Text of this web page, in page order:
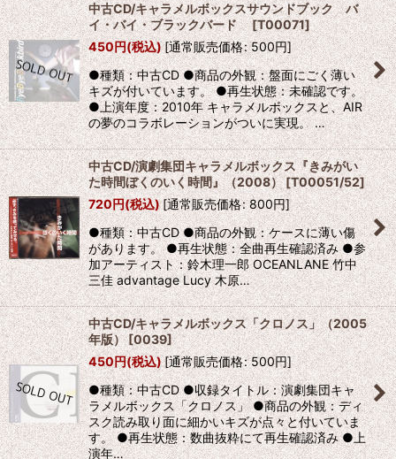
中古CD/キャラメルボックスサウンドブック バ
イ・バイ・ブラックバード[T00071]
450円(税込)[通常販売価格: 500円]
●種類：中古CD ●商品の外観：盤面にごく薄い
キズが付いています。 ●再生状態：未確認です。
●上演年度：2010年 キャラメルボックスと、AIR
の夢のコラボレーションがついに実現。 …
中古CD/演劇集団キャラメルボックス『きみがい
た時間ぼくのいく時間』（2008）[T00051/52]
720円(税込) [通常販売価格: 800円]
●種類：中古CD ●商品の外観：ケースに薄い傷
があります。 ●再生状態：全曲再生確認済み ●参
加アーティスト：鈴木理一郎 OCEANLANE 竹中
三佳 advantage Lucy 木原…
中古CD/キャラメルボックス「クロノス」（2005
年版）[0039]
450円(税込)[通常販売価格: 500円]
●種類：中古CD ●収録タイトル：演劇集団キャ
ラメルボックス「クロノス」 ●商品の外観：ディ
スク読み取り面に細かいキズが点々と付いていま
す。 ●再生状態：数曲抜粋にて再生確認済み ●上
演年…